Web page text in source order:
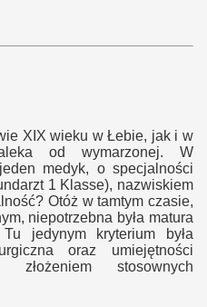
XIX wieku w Łebie, jak i w
od wymarzonej. W
medyk, o specjalności
1 Klasse), nazwiskiem
Otóż w tamtym czasie,
niepotrzebna była matura
jedynym kryterium była
oraz umiejętności
złożeniem stosownych